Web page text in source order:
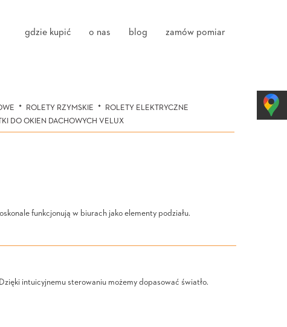
gdzie kupić o nas blog zamów pomiar
ROLETY RZYMSKIE
ROLETY ELEKTRYCZNE
DO OKIEN DACHOWYCH VELUX
funkcjonują w biurach jako elementy podziału.
intuicyjnemu sterowaniu możemy dopasować światło.